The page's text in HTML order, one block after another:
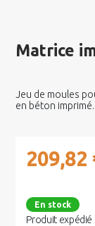
Matrice
Jeu de moules
en béton imprimé.
209,82
En stock
Produit